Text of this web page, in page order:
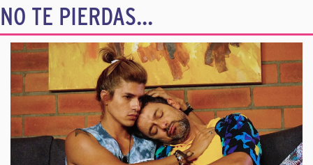
NO TE PIERDAS...